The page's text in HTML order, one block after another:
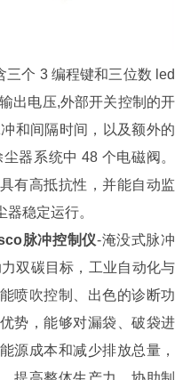
三个 3 编程键和三位数 led
出电压,外部开关控制的开
和间隔时间，以及额外的
器系统中 48 个电磁阀。
有高抵抗性，并能自动监
稳定运行。
脉冲控制仪-淹没式脉冲
双碳目标，工业自动化与
喷吹控制、出色的诊断功
势，能够对漏袋、破袋进
源成本和减少排放总量，